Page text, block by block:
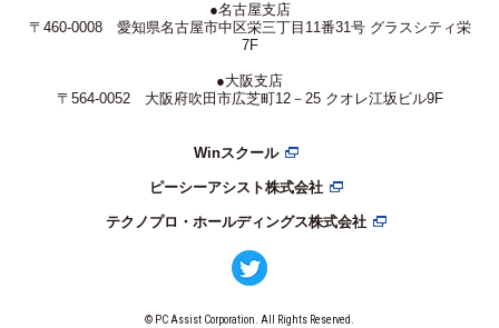
●名古屋支店
〒460-0008 愛知県名古屋市中区栄三丁目11番31号 グラスシティ栄
7F
●大阪支店
〒564-0052 大阪府吹田市広芝町12－25 クオレ江坂ビル9F
Winスクール
ピーシーアシスト株式会社
テクノプロ・ホールディングス株式会社
© PC Assist Corporation. All Rights Reserved.